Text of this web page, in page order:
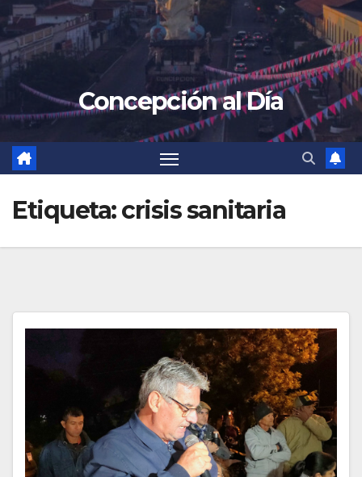
Concepción al Día
Etiqueta:crisis sanitaria